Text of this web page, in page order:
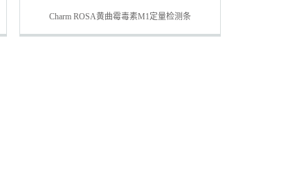
Charm ROSA黄曲霉毒素M1定量检测条